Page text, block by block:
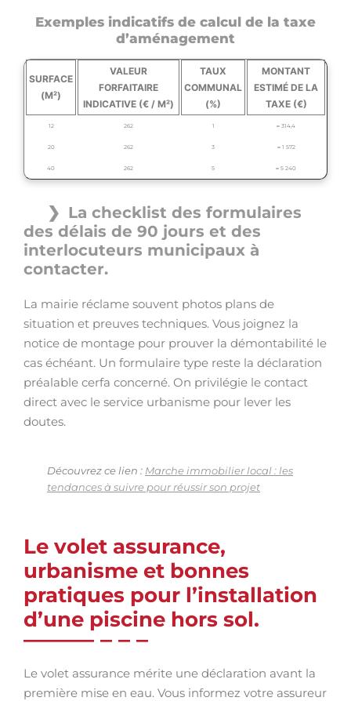
Exemples indicatifs de calcul de la taxe
d’aménagement
SURFACE
(M²)
VALEUR
FORFAITAIRE
INDICATIVE (€ / M²)
TAUX
COMMUNAL
(%)
MONTANT
ESTIMÉ DE LA
TAXE (€)
12 262 1 ≈ 314,4
20 262 3 ≈ 1 572
40 262 5 ≈ 5 240
La checklist des formulaires
des délais de 90 jours et des
interlocuteurs municipaux à
contacter.
La mairie réclame souvent photos plans de
situation et preuves techniques. Vous joignez la
notice de montage pour prouver la démontabilité le
cas échéant. Un formulaire type reste la déclaration
préalable cerfa concerné. On privilégie le contact
direct avec le service urbanisme pour lever les
doutes.
Découvrez ce lien : Marche immobilier local : les
tendances à suivre pour réussir son projet
Le volet assurance,
urbanisme et bonnes
pratiques pour l’installation
d’une piscine hors sol.
Le volet assurance mérite une déclaration avant la
première mise en eau. Vous informez votre assureur